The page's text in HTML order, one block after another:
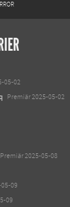
05-02
Premiär 2025-05-02
Premiär 2025-05-08
09
09